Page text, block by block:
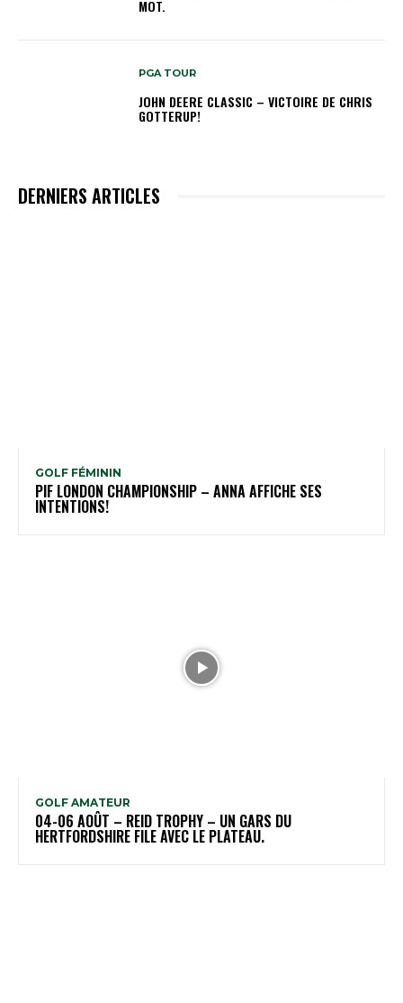
MOT.
PGA TOUR
JOHN DEERE CLASSIC – VICTOIRE DE CHRIS
GOTTERUP!
DERNIERS ARTICLES
GOLF FÉMININ
PIF LONDON CHAMPIONSHIP – ANNA AFFICHE SES
INTENTIONS!
GOLF AMATEUR
04-06 AOÛT – REID TROPHY – UN GARS DU
HERTFORDSHIRE FILE AVEC LE PLATEAU.